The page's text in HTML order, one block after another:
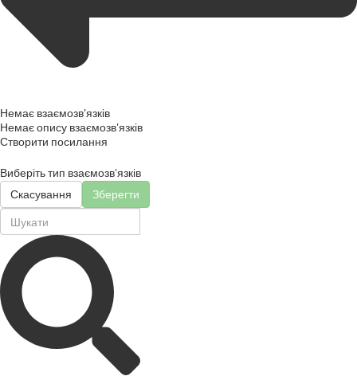
Немає взаємозв'язків
Немає опису взаємозв'язків
Створити посилання
Виберіть тип взаємозв'язків
Скасування
Зберегти